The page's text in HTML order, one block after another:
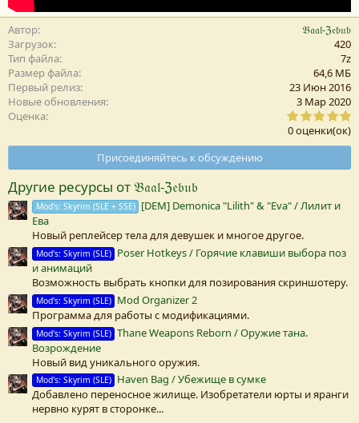
Автор
𝔅𝔞𝔞𝔩-ℨ𝔢𝔟𝔲𝔟
Загрузок
420
Тип файла
7z
Размер файла
64,6 MБ
Первый релиз
23 Июн 2016
Новые обновления
3 Мар 2020
Оценка
0
,
0
0
з
в
0 оценки(ок)
Присоединяйтесь к обсуждению
Другие ресурсы от 𝔅𝔞𝔞𝔩-ℨ𝔢𝔟𝔲𝔟
Mod's: Skyrim (SLE + SSE) [DEM] Demonica "Lilith" & "Eva" / Лилит и
Ева
Новый реплейсер тела для девушек и многое другое.
Mod's: Skyrim (SLE) Poser Hotkeys / Горячие клавиши выбора поз
и анимаций
Возможность выбрать кнопки для позирования скриншотеру.
Mod's: Skyrim (SLE) Mod Organizer 2
Программа для работы с модификациями.
Mod's: Skyrim (SLE) Thane Weapons Reborn / Оружие тана.
Возрождение
Новый вид уникального оружия.
Mod's: Skyrim (SLE) Haven Bag / Убежище в сумке
Добавлено переносное жилище. Изобретатели юрты и яранги
нервно курят в сторонке...